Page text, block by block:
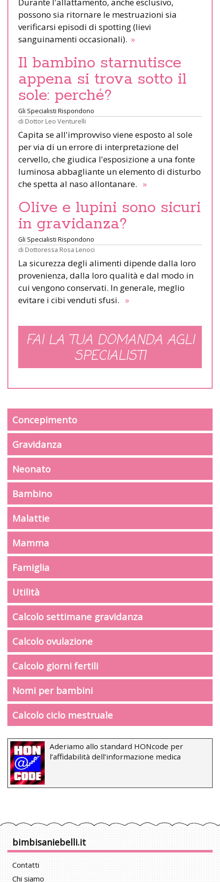
possono sia ritornare le mestruazioni sia
verificarsi episodi di spotting (lievi
sanguinamenti occasionali). »
Il bambino starnutisce
appena si trova sotto il
sole: perché?
Gli Specialisti Rispondono
di Dottor Leo Venturelli
Capita se all'improvviso viene esposto al sole
per via di un errore di interpretazione del
cervello, che giudica l'esposizione a una fonte
luminosa abbagliante un elemento di disturbo
che spetta al naso allontanare. »
Olive e lupini sono sicuri
in gravidanza?
Gli Specialisti Rispondono
di Dottoressa Rosa Lenoci
La sicurezza degli alimenti dipende dalla loro
provenienza, dalla loro qualità e dal modo in
cui vengono conservati. In generale, meglio
evitare i cibi venduti sfusi. »
FAI LA TUA DOMANDA AGLI
SPECIALISTI
Concepimento
Gravidanza
Neonato
Bambino
Malattie
Mamma
Famiglia
Utilità
Calcolo settimane gravidanza
Calcolo ovulazione
Calcolo giorni fertili
Nomi per bambini
Calcolo ciclo mestruale
Aderiamo allo standard HONcode per
l’affidabilità dell’informazione medica
bimbisaniebelli.it
Contatti
Chi siamo